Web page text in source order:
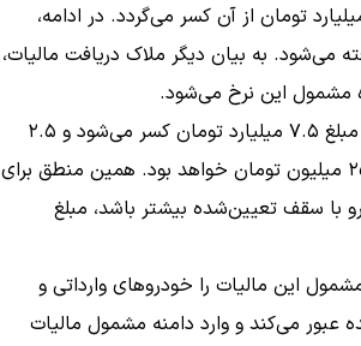
خودرو به‌طور دقیق مشخص می‌شود و سپس مبلغ ثابت ۷.۵ میلیارد تومان از آن کسر می‌گردد. در ادامه،
می‌شود. به بیان دیگر ملاک دریافت مالیات،
مشمول این نرخ می‌شود.
برای نمونه، اگر ارزش روز یک خودرو ۱۰ میلیارد تومان باشد، از این مبلغ ۷.۵ میلیارد تومان کسر می‌شود و ۲.۵
میلیارد تومان باقی می‌ماند؛ در نتیجه، مالیات سالانه این خودرو ۲۵ میلیون تومان خواهد بود. همین منطق برای
با سقف تعیین‌شده بیشتر باشد، مبلغ
این مالیات را خودروهای وارداتی و
عبور می‌کند و وارد دامنه مشمول مالیات